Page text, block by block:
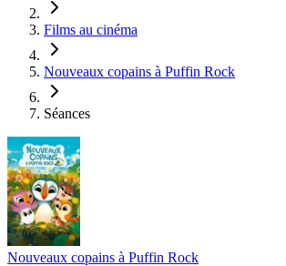
Films au cinéma
Nouveaux copains à Puffin Rock
Séances
Nouveaux copains à Puffin Rock